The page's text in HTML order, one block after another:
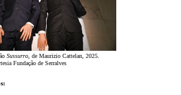
Sussurro , de Maurizio Cattelan, 2025.
Fundação de Serralves